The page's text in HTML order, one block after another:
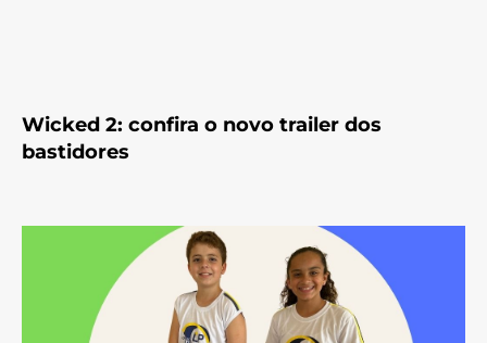
Wicked 2: confira o novo trailer dos
bastidores